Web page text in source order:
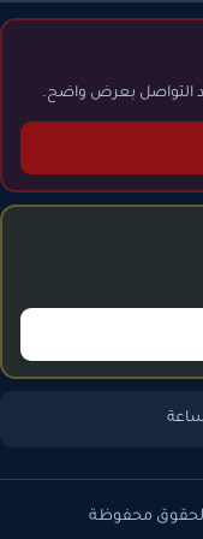
التواصل بعرض واضح.
محفوظة